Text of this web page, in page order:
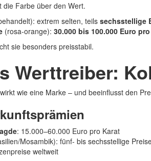
die Farbe über den Wert.
extrem selten, teils sechsstellige
(rosa‑orange): 30.000 bis 100.000 Euro
sie besonders preisstabil.
Werttreiber:
wie eine Marke – und beeinflusst den
: 15.000–60.000 Euro pro Karat
Mosambik): fünf- bis sechsstellige
weltweit